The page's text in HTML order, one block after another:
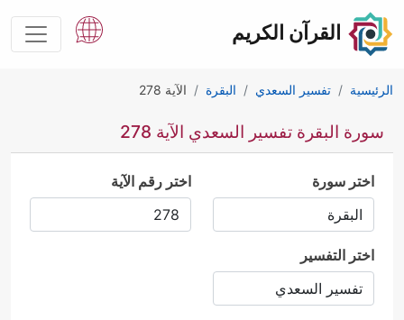
القرآن الكريم
الرئيسية تفسير السعدي البقرة الآية 278
سورة البقرة تفسير السعدي الآية 278
اختر سورة اختر رقم الآية
اختر التفسير